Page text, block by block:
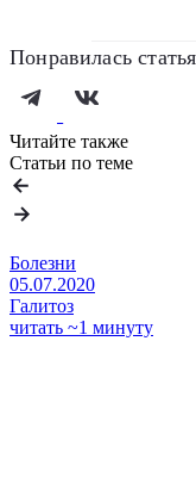
Понравилась
Читайте также
Статьи по теме
Болезни
05.07.2020
Галитоз
читать ~1 минуту